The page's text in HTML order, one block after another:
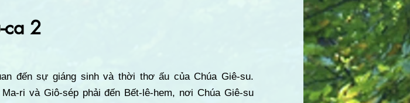
ca 2
đến sự giáng sinh và thời thơ ấu của Chúa Giê-su.
ri và Giô-sép phải đến Bết-lê-hem, nơi Chúa Giê-su